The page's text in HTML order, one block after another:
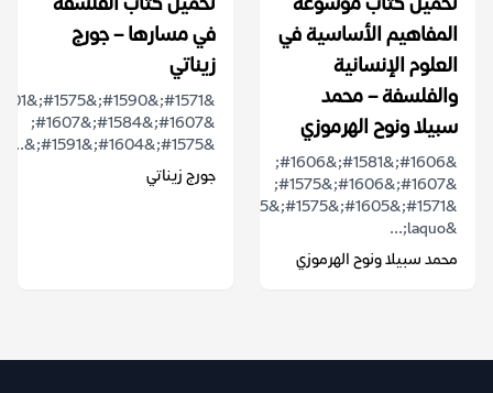
تحميل كتاب موسوعة
المفاهيم الأساسية في
العلوم الإنسانية
والفلسفة – محمد
سبيلا ونوح الهرموزي
&#1606;&#1581;&#1606;
&#1607;&#1606;&#1575;
&laquo;...
محمد سبيلا ونوح الهرموزي
تحميل كتاب الفلسفة
في مسارها – جورج
زيناتي
&#1607;&#1584;&#1607;
&#1575;&#1604;&#1591;&...
جورج زيناتي